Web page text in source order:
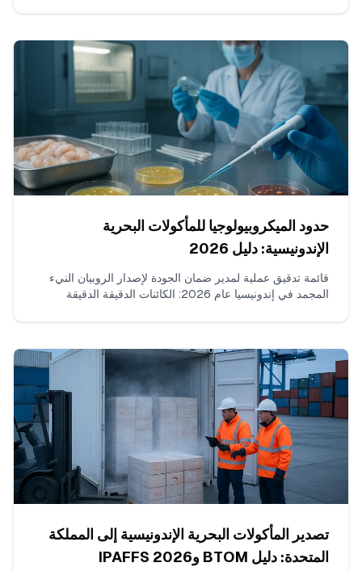
حدود الميكروبيولوجيا للمأكولات البحرية
الإندونيسية: دليل 2026
قائمة تدقيق عملية لمدير ضمان الجودة لإصدار الروبيان النيء
المجمد في إندونيسيا عام 2026: الكائنات الدقيقة الدقيقة
تصدير المأكولات البحرية الإندونيسية إلى المملكة
المتحدة: دليل BTOM وIPAFFS 2026